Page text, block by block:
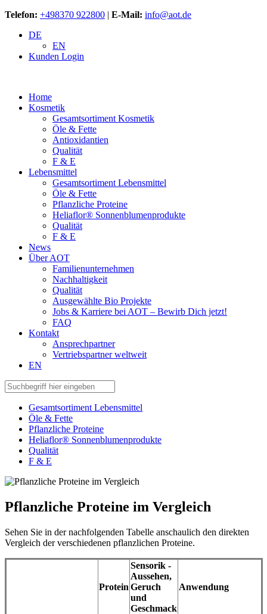
Telefon: +498370 922800 | E-Mail: info@aot.de
DE
EN
Kunden Login
Home
Kosmetik
Gesamtsortiment Kosmetik
Öle & Fette
Antioxidantien
Qualität
F & E
Lebensmittel
Gesamtsortiment Lebensmittel
Öle & Fette
Pflanzliche Proteine
Heliaflor® Sonnenblumenprodukte
Qualität
F & E
News
Über AOT
Familienunternehmen
Nachhaltigkeit
Qualität
Ausgewählte Bio Projekte
Jobs & Karriere bei AOT – Bewirb Dich jetzt!
FAQ
Kontakt
Ansprechpartner
Vertriebspartner weltweit
EN
Gesamtsortiment Lebensmittel
Öle & Fette
Pflanzliche Proteine
Heliaflor® Sonnenblumenprodukte
Qualität
F & E
Pflanzliche Proteine im Vergleich
Sehen Sie in der nachfolgenden Tabelle anschaulich den direkten
Vergleich der verschiedenen pflanzlichen Proteine.
Protein
Sensorik -
Aussehen,
Geruch
und
Geschmack
Anwendung